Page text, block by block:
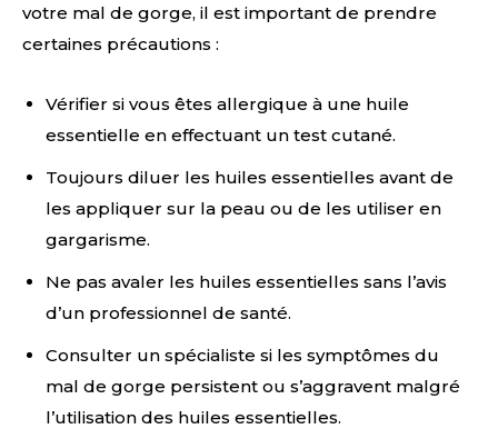
votre mal de gorge, il est important de prendre
certaines précautions :
Vérifier si vous êtes allergique à une huile
essentielle en effectuant un test cutané.
Toujours diluer les huiles essentielles avant de
les appliquer sur la peau ou de les utiliser en
gargarisme.
Ne pas avaler les huiles essentielles sans l’avis
d’un professionnel de santé.
Consulter un spécialiste si les symptômes du
mal de gorge persistent ou s’aggravent malgré
l’utilisation des huiles essentielles.